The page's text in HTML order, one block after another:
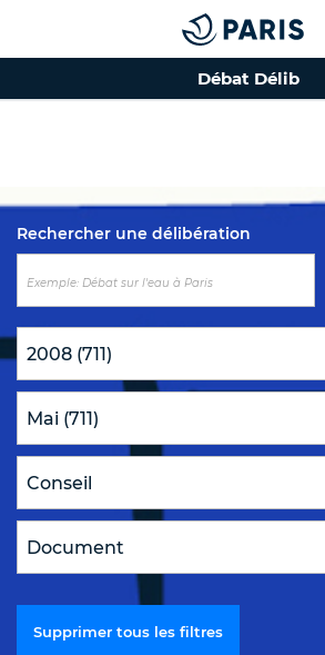
Top of the page
Débat Délib
Rechercher une délibération
Supprimer tous les filtres